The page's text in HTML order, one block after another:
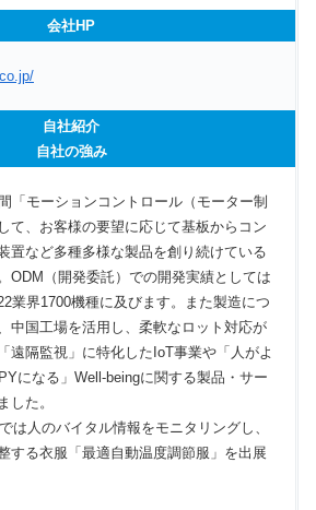
会社HP
自社紹介
自社の強み
「モーションコントロール（モーター制
て、お客様の要望に応じて基板からコン
置など多種多様な製品を創り続けている
ODM（開発委託）での開発実績としては
業界1700機種に及びます。また製造につ
中国工場を活用し、柔軟なロット対応が
遠隔監視」に特化したIoT事業や「人がよ
になる」Well-beingに関する製品・サー
した。
は人のバイタル情報をモニタリングし、
する衣服「最適自動温度調節服」を出展